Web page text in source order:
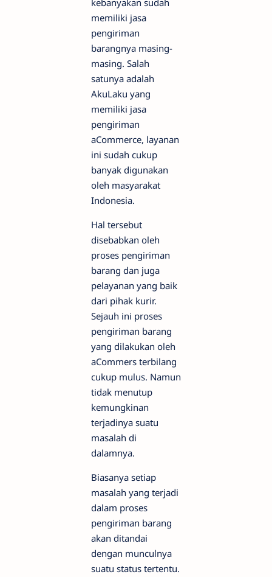
kebanyakan sudah
memiliki jasa
pengiriman
barangnya masing-
masing. Salah
satunya adalah
AkuLaku yang
memiliki jasa
pengiriman
aCommerce, layanan
ini sudah cukup
banyak digunakan
oleh masyarakat
Indonesia.
Hal tersebut
disebabkan oleh
proses pengiriman
barang dan juga
pelayanan yang baik
dari pihak kurir.
Sejauh ini proses
pengiriman barang
yang dilakukan oleh
aCommers terbilang
cukup mulus. Namun
tidak menutup
kemungkinan
terjadinya suatu
masalah di
dalamnya.
Biasanya setiap
masalah yang terjadi
dalam proses
pengiriman barang
akan ditandai
dengan munculnya
suatu status tertentu.